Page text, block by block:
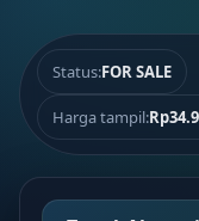
Status:FOR SALE
Harga tampil: